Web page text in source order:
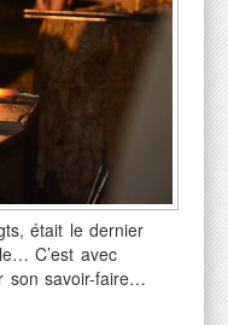
était le dernier
C’est avec
son savoir-faire…